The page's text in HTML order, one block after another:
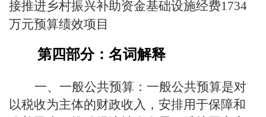
接推进乡村振兴补助资金基础设施经费1734
万元预算绩效项目
第四部分：名词解释
一、一般公共预算： 一般公共预算是对
以税收为主体的财政收入，安排用于保障和